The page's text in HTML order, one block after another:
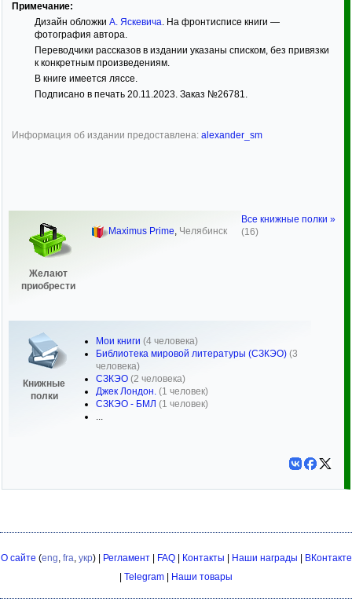
Примечание:
Дизайн обложки А. Яскевича. На фронтисписе книги —
фотография автора.
Переводчики рассказов в издании указаны списком, без привязки
к конкретным произведениям.
В книге имеется ляссе.
Подписано в печать 20.11.2023. Заказ №26781.
Информация об издании предоставлена: alexander_sm
Желают
приобрести
Maximus Prime, Челябинск
Книжные
полки
Мои книги (4 человека)
Библиотека мировой литературы (СЗКЭО) (3
человека)
СЗКЭО (2 человека)
Джек Лондон. (1 человек)
СЗКЭО - БМЛ (1 человек)
...
Все книжные полки »
(16)
О сайте (eng, fra, укр) | Регламент| FAQ| Контакты Наши награды
ВКонтакте
Telegram Наши товары